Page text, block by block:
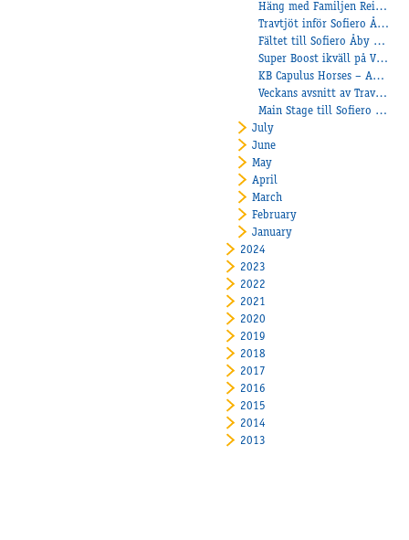
Häng med Familjen Reinhold till Åby Travskola
Travtjöt inför Sofiero Åby Stora Pris 2025!
Fältet till Sofiero Åby Stora Pris klart!
Super Boost ikväll på V64!
KB Capulus Horses – Anette och Creder Johansson redo för Åby Stora Pris
Veckans avsnitt av Travtjöt
Main Stage till Sofiero Åby Stora Pris
July
June
May
April
March
February
January
2024
2023
2022
2021
2020
2019
2018
2017
2016
2015
2014
2013